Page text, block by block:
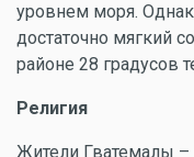
уровнем моря.
достаточно мягкий
районе 28 градусов
Религия
Жители Гватемалы –